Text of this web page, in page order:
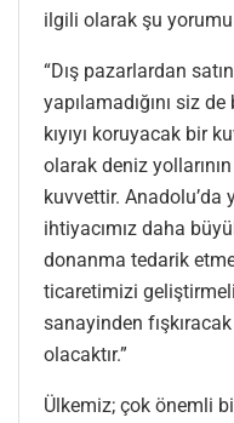
ilgili olarak şu yorumu
“Dış pazarlardan
yapılamadığını siz
kıyıyı koruyacak bir
olarak deniz
kuvvettir. Anadolu’da
ihtiyacımız daha
donanma tedarik
ticaretimizi
sanayinden
olacaktır.”
Ülkemiz; çok önemli